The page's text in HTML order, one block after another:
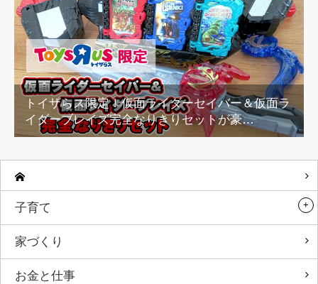
トイザらス限定！仮面ライダーセイバー＆仮面ラ
イダーブレイズ完全なりきりセットが豪…
子育て
家づくり
お金と仕事